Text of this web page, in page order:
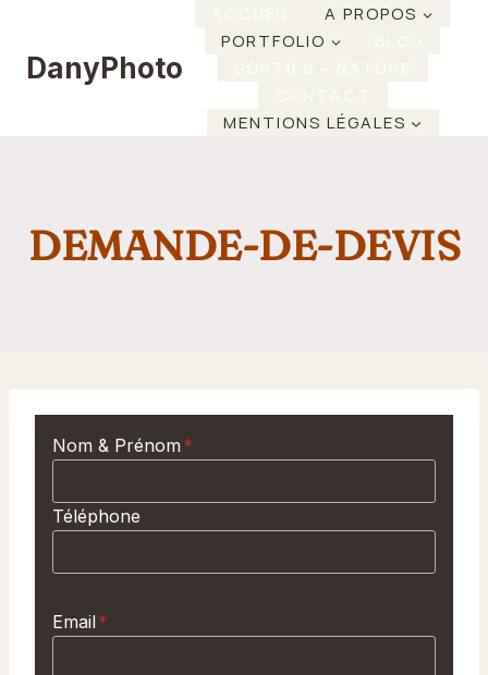
contenu
DanyPhoto
A PROPOS
PORTFOLIO
MENTIONS LÉGALES
DEMANDE-DE-DEVIS
Nom & Prénom *
Téléphone
Email*